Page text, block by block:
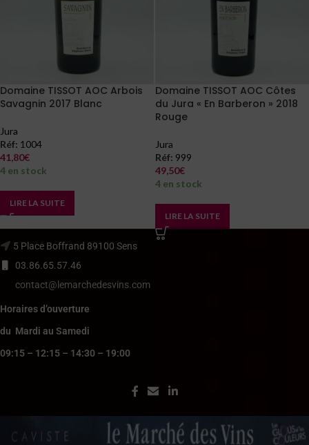
Domaine TISSOT AOC Arbois
Savagnin 2017 Blanc
Jura
Réf: 1004
41,80€
4 en stock
LIRE LA SUITE
Domaine TISSOT AOC Côtes
du Jura « En Barberon » 2018
Rouge
Jura
Réf: 999
49,50€
4 en stock
LIRE LA SUITE
5 Place Boffrand 89100 Sens
03.86.65.57.46
contact@lemarchedesvins.com
Horaires d’ouverture
du Mardi au Samedi
09:15 – 12:15 – 14:30 – 19:00